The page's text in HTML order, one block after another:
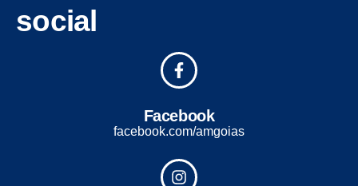
social
Facebook
facebook.com/amgoias